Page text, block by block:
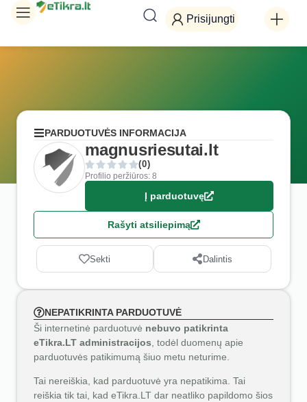
Prisijungti
PARDUOTUVĖS INFORMACIJA
magnusriesutai.lt
(0)
Profilio peržiūros: 8
Į parduotuvę
Rašyti atsiliepimą
Sekti Dalintis
NEPATIKRINTA PARDUOTUVĖ
Ši internetinė parduotuvė nebuvo patikrinta
eTikra.LT administracijos , todėl duomenų apie
parduotuvės patikimumą šiuo metu neturime.
Tai nereiškia, kad parduotuvė yra nepatikima. Tai
reiškia tik tai, kad eTikra.LT dar neatliko papildomo šios